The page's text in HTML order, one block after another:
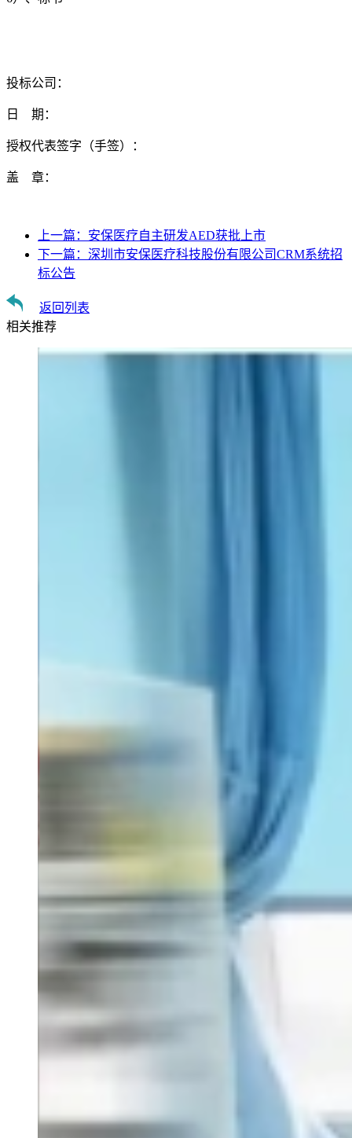
投标公司：
日 期：
授权代表签字（手签）：
盖 章：
上一篇： 安保医疗自主研发AED获批上市
下一篇： 深圳市安保医疗科技股份有限公司CRM系统招
标公告
返回列表
相关推荐